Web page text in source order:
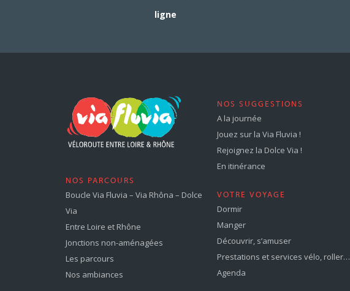
ligne
NOS PARCOURS
Boucle Via Fluvia – Via Rhôna – Dolce
Via
Entre Loire et Rhône
Jonctions non-aménagées
Les parcours
Nos ambiances
NOS SUGGESTIONS
A la journée
Jouez sur la Via Fluvia !
Rejoignez la Dolce Via !
En itinérance
VOTRE VOYAGE
Dormir
Manger
Découvrir, s’amuser
Prestations et services vélo, roller…
Agenda